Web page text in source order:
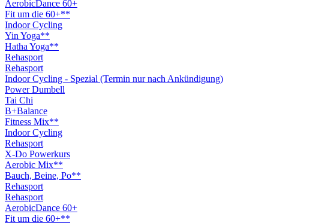
AerobicDance 60+
Fit um die 60+**
Indoor Cycling
Yin Yoga**
Hatha Yoga**
Rehasport
Rehasport
Indoor Cycling - Spezial (Termin nur nach Ankündigung)
Power Dumbell
Tai Chi
B+Balance
Fitness Mix**
Indoor Cycling
Rehasport
X-Do Powerkurs
Aerobic Mix**
Bauch, Beine, Po**
Rehasport
Rehasport
AerobicDance 60+
Fit um die 60+**